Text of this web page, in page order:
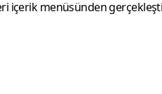
içerik menüsünden